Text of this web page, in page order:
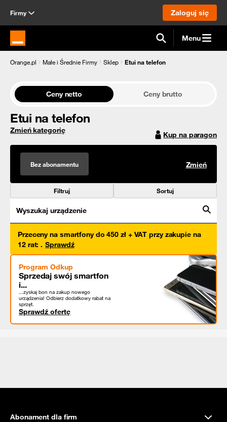
Firmy Zaloguj się
Strona główna Orange.pl Menu
Orange.pl Małe i Średnie Firmy Sklep Etui na telefon
Ceny netto Ceny brutto
Etui na telefon
Zmień kategorię Kup na paragon
Bez abonamentu Zmień
Filtruj Sortuj
Wyszukaj urządzenie
Przeceny na smartfony do 450 zł + VAT przy zakupie na
12 rat: . Sprawdź
Program Odkup
Sprzedaj swój smartfon
i...
...zyskaj bon na zakup nowego
urządzenia! Odbierz dodatkowy rabat na
sprzęt.
Sprawdź ofertę
Abonament dla firm